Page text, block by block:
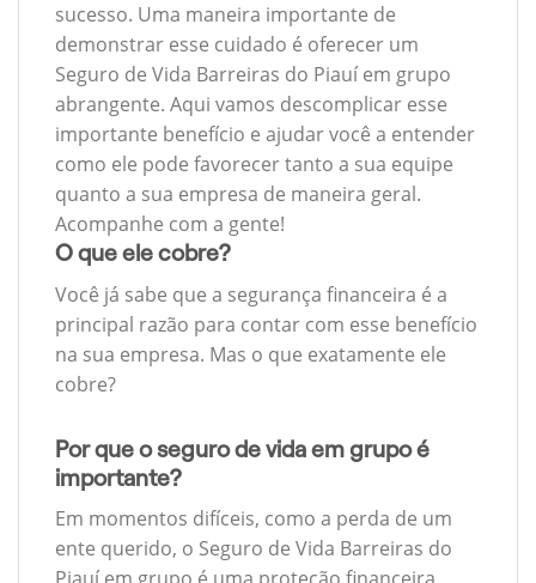
sucesso. Uma maneira importante de
demonstrar esse cuidado é oferecer um
Seguro de Vida Barreiras do Piauí em grupo
abrangente. Aqui vamos descomplicar esse
importante benefício e ajudar você a entender
como ele pode favorecer tanto a sua equipe
quanto a sua empresa de maneira geral.
Acompanhe com a gente!
O que ele cobre?
Você já sabe que a segurança financeira é a
principal razão para contar com esse benefício
na sua empresa. Mas o que exatamente ele
cobre?
Por que o seguro de vida em grupo é
importante?
Em momentos difíceis, como a perda de um
ente querido, o Seguro de Vida Barreiras do